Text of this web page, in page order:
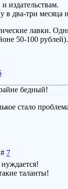
издательствам.
два-три месяца
лавки.
50-100 рублей).
бедный!
стало
7
таланты!